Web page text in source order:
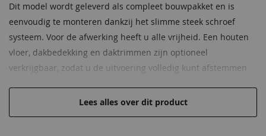
Breedte 400 cm
Lengte 300 cm
Dakhelling 0°
Dit model wordt geleverd als compleet bouwpakket en is
eenvoudig te monteren dankzij het slimme steek schroef
systeem. Voor de afwerking heeft u alle vrijheid. Een houten
vloer, dakbedekking en daktrimmen zijn optioneel
verkrijgbaar, zodat u de uitvoering volledig kunt afstemmen
De Quby serie is uitgevoerd met massieve wanden van 28 mm
Lees alles over dit product